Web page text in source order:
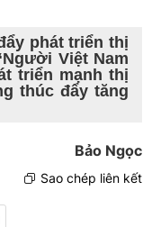
phát triển thị
Việt Nam
triển mạnh thị
thúc đẩy tăng
Bảo Ngọc
Sao chép liên kết